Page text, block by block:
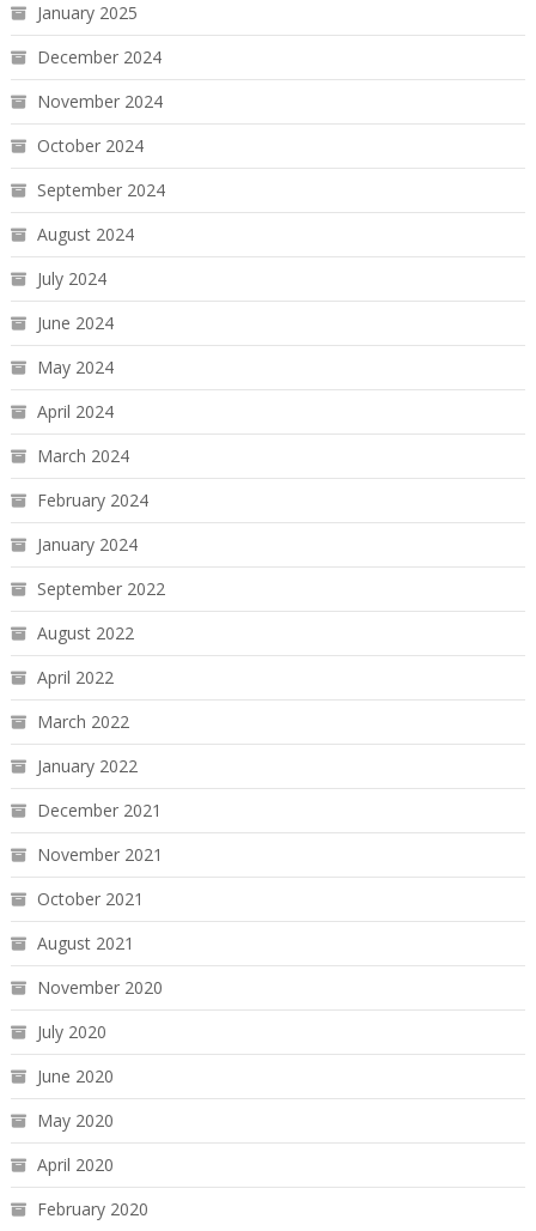
January 2025
December 2024
November 2024
October 2024
September 2024
August 2024
July 2024
June 2024
May 2024
April 2024
March 2024
February 2024
January 2024
September 2022
August 2022
April 2022
March 2022
January 2022
December 2021
November 2021
October 2021
August 2021
November 2020
July 2020
June 2020
May 2020
April 2020
February 2020